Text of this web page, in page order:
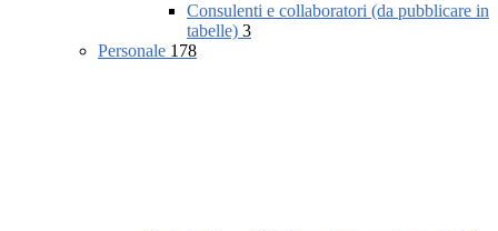
Consulenti e collaboratori (da pubblicare in
tabelle) 3
Personale 178